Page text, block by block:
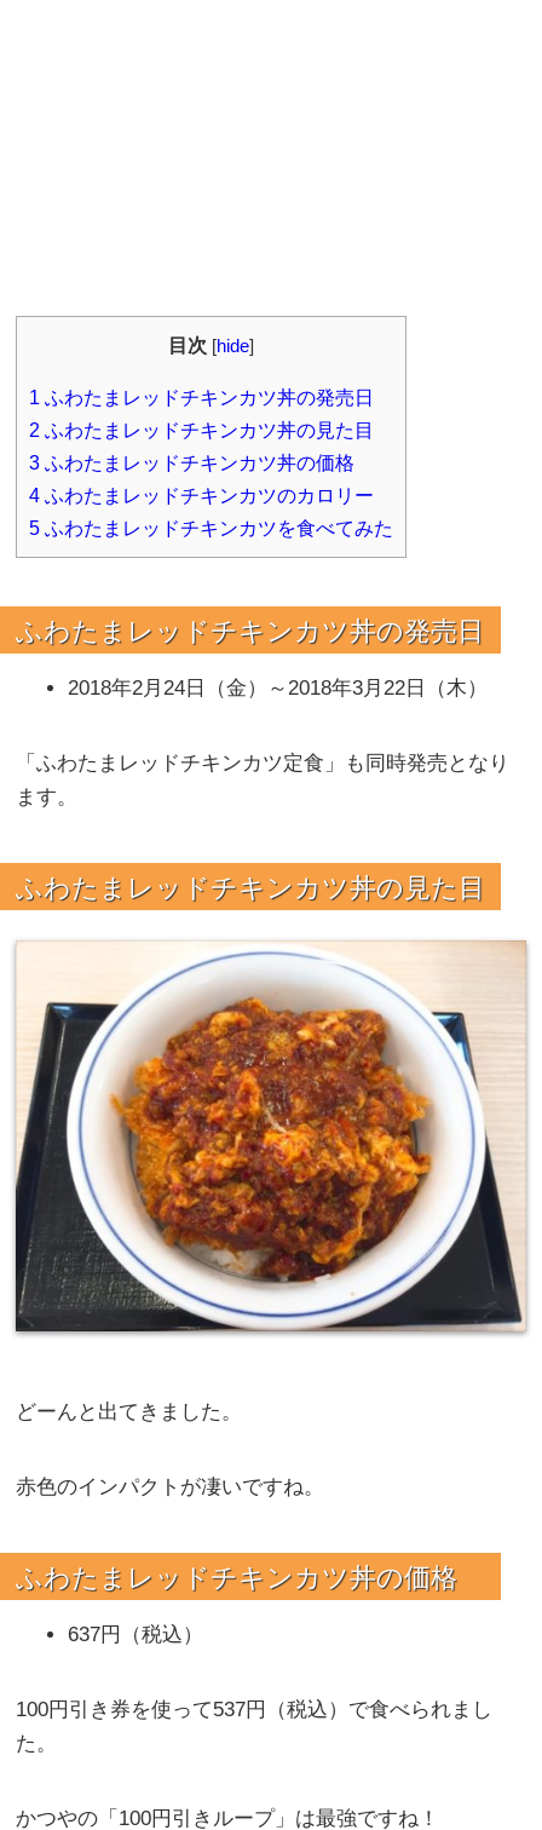
目次 [hide]
1 ふわたまレッドチキンカツ丼の発売日
2 ふわたまレッドチキンカツ丼の見た目
3 ふわたまレッドチキンカツ丼の価格
4 ふわたまレッドチキンカツのカロリー
5 ふわたまレッドチキンカツを食べてみた
ふわたまレッドチキンカツ丼の発売日
2018年2月24日（金）～2018年3月22日（木）
「ふわたまレッドチキンカツ定食」も同時発売となり
ます。
ふわたまレッドチキンカツ丼の見た目
どーんと出てきました。
赤色のインパクトが凄いですね。
ふわたまレッドチキンカツ丼の価格
637円（税込）
100円引き券を使って537円（税込）で食べられまし
た。
かつやの「100円引きループ」は最強ですね！